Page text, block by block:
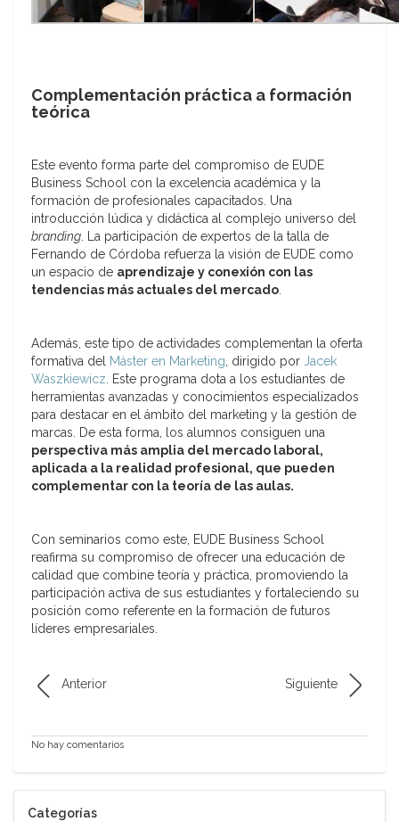
Complementación práctica a formación
teórica
Este evento forma parte del compromiso de EUDE
Business School con la excelencia académica y la
formación de profesionales capacitados. Una
introducción lúdica y didáctica al complejo universo del
branding. La participación de expertos de la talla de
Fernando de Córdoba refuerza la visión de EUDE como
un espacio de aprendizaje y conexión con las
tendencias más actuales del mercado.
Además, este tipo de actividades complementan la oferta
formativa del Máster en Marketing, dirigido por Jacek
Waszkiewicz. Este programa dota a los estudiantes de
herramientas avanzadas y conocimientos especializados
para destacar en el ámbito del marketing y la gestión de
marcas. De esta forma, los alumnos consiguen una
perspectiva más amplia del mercado laboral,
aplicada a la realidad profesional, que pueden
complementar con la teoría de las aulas.
Con seminarios como este, EUDE Business School
reafirma su compromiso de ofrecer una educación de
calidad que combine teoría y práctica, promoviendo la
participación activa de sus estudiantes y fortaleciendo su
posición como referente en la formación de futuros
líderes empresariales.
Anterior Siguiente
No hay comentarios
Categorías